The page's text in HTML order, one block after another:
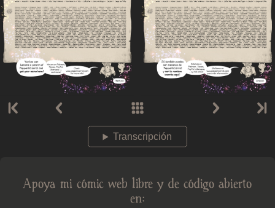
Transcripción
Apoya mi cómic web libre y de código abierto
en: